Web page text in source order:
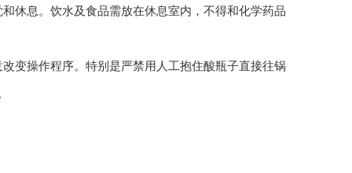
休息。饮水及食品需放在休息室内，不得和化学药品
变操作程序。特别是严禁用人工抱住酸瓶子直接往锅